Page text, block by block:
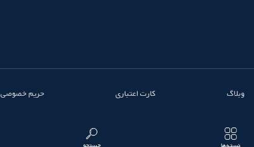
وبلاگ کارت اعتباری حریم خصوصی